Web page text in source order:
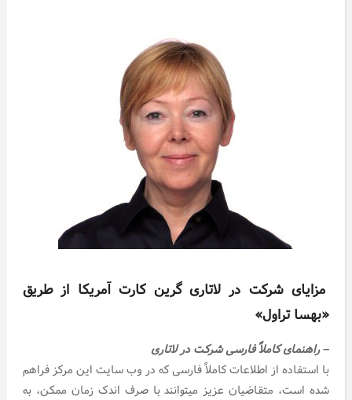
مزایای شرکت در لاتاری گرین کارت آمریکا از طریق
«بهسا تراول»
–راهنمای کاملاً فارسی شرکت در لاتاری
با استفاده از اطلاعات کاملاً فارسی که در وب سایت این مرکز فراهم
شده است، متقاضیان عزیز میتوانند با صرف اندک زمان ممکن، به